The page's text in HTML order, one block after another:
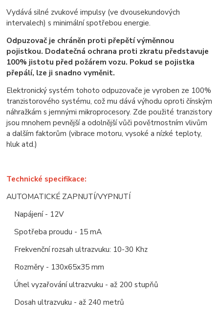
Vydává silné zvukové impulsy (ve dvousekundových
intervalech) s minimální spotřebou energie.
Odpuzovač je chráněn proti přepětí výměnnou
pojistkou. Dodatečná ochrana proti zkratu představuje
100% jistotu před požárem vozu. Pokud se pojistka
přepálí, lze ji snadno vyměnit.
Elektronický systém tohoto odpuzovače je vyroben ze 100%
tranzistorového systému, což mu dává výhodu oproti čínským
náhražkám s jemnými mikroprocesory. Zde použité tranzistory
jsou mnohem pevnější a odolnější vůči povětrnostním vlivům
a dalším faktorům (vibrace motoru, vysoké a nízké teploty,
hluk atd.)
Technické specifikace:
AUTOMATICKÉ ZAPNUTÍ/VYPNUTÍ
Napájení - 12V
Spotřeba proudu - 15 mA
Frekvenční rozsah ultrazvuku: 10-30 Khz
Rozměry - 130x65x35 mm
Úhel vyzařování ultrazvuku - až 200 stupňů
Dosah ultrazvuku - až 240 metrů